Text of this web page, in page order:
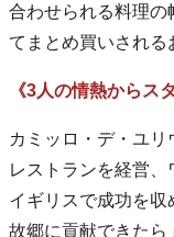
合わせられる料理の
てまとめ買いされる
《3人の情熱からス
カミッロ・デ・ユ
レストランを経営、
イギリスで成功を収
故郷に貢献できたら